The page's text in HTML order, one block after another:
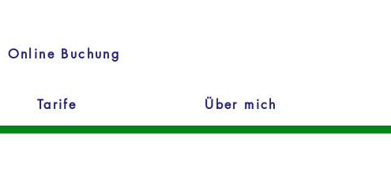
Online Buchung
Tarife Über mich